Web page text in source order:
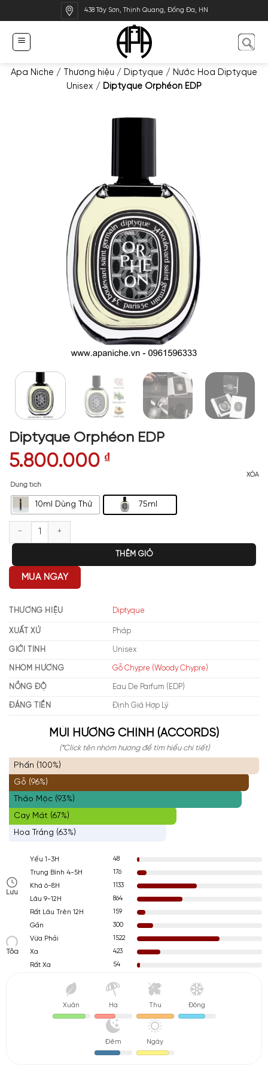
qua
dung
438 Tây Sơn, Thịnh Quang, Đống Đa, HN
Apa Niche / Thương hiệu / Diptyque / Nước Hoa Diptyque
Unisex / Diptyque Orphéon EDP
Diptyque Orphéon EDP
5.800.000 ₫
Dung tích
10ml Dùng Thử 75ml
XÓA
Diptyque Orphéon EDP số lượng
THÊM GIỎ
MUA NGAY
THƯƠNG HIỆU Diptyque
XUẤT XỨ Pháp
GIỚI TÍNH Unisex
NHÓM HƯƠNG Gỗ Chypre (Woody Chypre)
NỒNG ĐỘ Eau De Parfum (EDP)
ĐÁNG TIỀN Định Giá Hợp Lý
MÙI HƯƠNG CHÍNH (ACCORDS)
(*Click tên nhóm hương để tìm hiểu chi tiết)
Phấn (100%)
Gỗ (96%)
Thảo Mộc (93%)
Cay Mát (67%)
Hoa Trắng (63%)
Lưu
Yếu 1-3H
48
Trung Bình 4-5H
176
Khá 6-8H
1133
Lâu 9-12H
864
Rất Lâu Trên 12H
159
Tỏa
Gần
300
Vừa Phải
1522
Xa
423
Rất Xa
54
Xuân Hạ Thu Đông
Đêm Ngày